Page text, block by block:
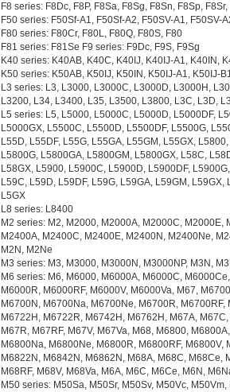
F8 series: F8Dc, F8P, F8Sa, F8Sg, F8Sn, F8Sp,
F50 series: F50Sf-A1, F50Sf-A2, F50SV-A1, F50SV-
F80 series: F80Cr, F80L, F80Q, F80S, F80
F81 series: F81Se F9 series: F9Dc, F9S, F9Sg
K40 series: K40AB, K40C, K40IJ, K40IJ-A1, K40IN,
K50 series: K50AB, K50IJ, K50IN, K50IJ-A1, K50IJ-
L3 series: L3, L3000, L3000C, L3000D, L3000H,
L3200, L34, L3400, L35, L3500, L3800, L3C, L3D,
L5 series: L5, L5000, L5000C, L5000D, L5000DF,
L5000GX, L5500C, L5500D, L5500DF, L5500G,
L55D, L55DF, L55G, L55GA, L55GM, L55GX,
L5800G, L5800GA, L5800GM, L5800GX, L58C,
L58GX, L5900, L5900C, L5900D, L5900DF,
L59C, L59D, L59DF, L59G, L59GA, L59GM, L59GX,
L5GX
L8 series: L8400
M2 series: M2, M2000, M2000A, M2000C, M2000E,
M2400A, M2400C, M2400E, M2400N, M2400Ne,
M2N, M2Ne
M3 series: M3, M3000, M3000N, M3000NP, M3N,
M6 series: M6, M6000, M6000A, M6000C,
M6000R, M6000RF, M6000V, M6000Va, M67,
M6700N, M6700Na, M6700Ne, M6700R, M6700RF,
M6722H, M6722R, M6742H, M6762H, M67A,
M67R, M67RF, M67V, M67Va, M68, M6800,
M6800Na, M6800Ne, M6800R, M6800RF, M6800V,
M6822N, M6842N, M6862N, M68A, M68C, M68Ce,
M68RF, M68V, M68Va, M6A, M6C, M6Ce, M6N,
M50 series: M50Sa, M50Sr, M50Sv, M50Vc, M50Vm,